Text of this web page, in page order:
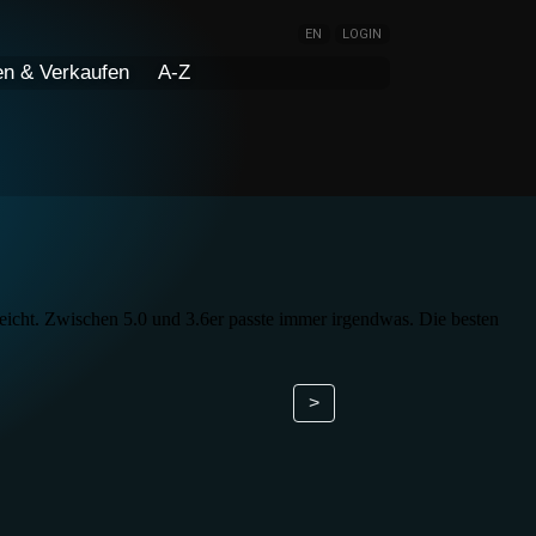
EN LOGIN
& Verkaufen A-Z
Zwischen 5.0 und 3.6er passte immer irgendwas. Die besten
>